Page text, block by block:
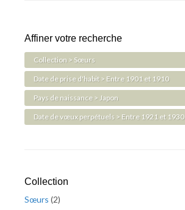
Affiner votre recherche
Collection > Sœurs
Date de prise d'habit > Entre 1901 et 1910
Pays de naissance > Japon
Date de vœux perpétuels > Entre 1921 et 1930
Collection
Sœurs (2)